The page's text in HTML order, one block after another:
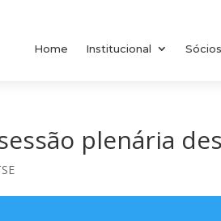
Home Institucional Sócios
plenária